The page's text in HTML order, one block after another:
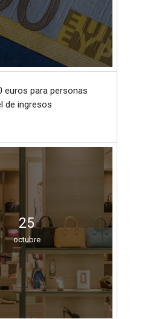
euros para personas
de ingresos
25
octubre